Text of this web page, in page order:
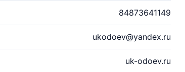
84873641149
ukodoev@yandex.ru
uk-odoev.ru